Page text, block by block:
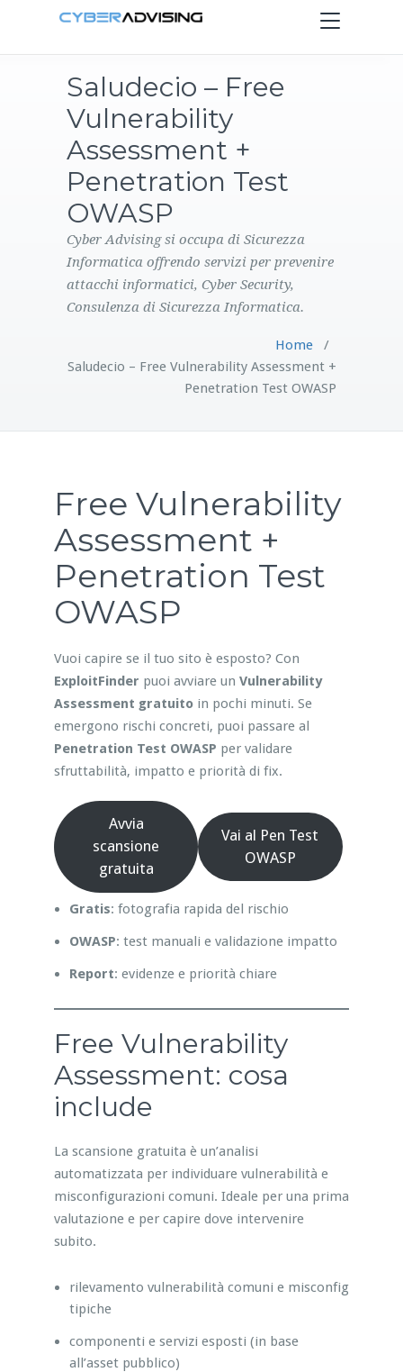
Toggle
navigation
PRODOTTI
CONTATTI
Saludecio – Free
Vulnerability
Assessment +
Penetration Test
OWASP
Cyber Advising si occupa di Sicurezza
Informatica offrendo servizi per prevenire
attacchi informatici, Cyber Security,
Consulenza di Sicurezza Informatica.
Home/
Saludecio – Free Vulnerability Assessment +
Penetration Test OWASP
Free Vulnerability
Assessment +
Penetration Test
OWASP
Vuoi capire se il tuo sito è esposto? Con
ExploitFinder puoi avviare un Vulnerability
Assessment gratuitoin pochi minuti. Se
emergono rischi concreti, puoi passare al
Penetration Test OWASP per validare
sfruttabilità, impatto e priorità di fix.
Avvia
scansione
gratuita
Vai al Pen Test
OWASP
Gratis: fotografia rapida del rischio
OWASP: test manuali e validazione impatto
Report: evidenze e priorità chiare
Free Vulnerability
Assessment: cosa
include
La scansione gratuita è un’analisi
automatizzata per individuare vulnerabilità e
misconfigurazioni comuni. Ideale per una prima
valutazione e per capire dove intervenire
subito.
rilevamento vulnerabilità comuni e misconfig
tipiche
componenti e servizi esposti (in base
all’asset pubblico)